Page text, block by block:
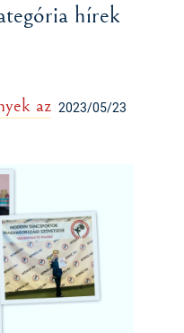
hírek
2023/05/23
az